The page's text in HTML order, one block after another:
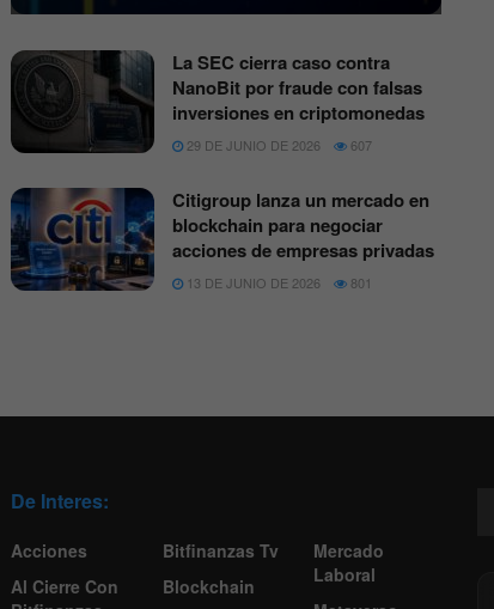
La SEC cierra caso contra
NanoBit por fraude con falsas
inversiones en criptomonedas
29 DE JUNIO DE 2026 607
Citigroup lanza un mercado en
blockchain para negociar
acciones de empresas privadas
13 DE JUNIO DE 2026 801
De Interes:
Acciones
Al Cierre Con
Bitfinanzas Tv
Blockchain
Mercado
Laboral